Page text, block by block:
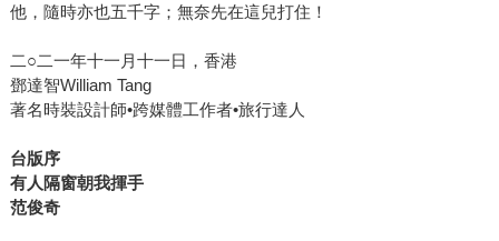
他，隨時亦也五千字；無奈先在這兒打住！
二○二一年十一月十一日，香港
鄧達智William Tang
著名時裝設計師•跨媒體工作者•旅行達人
台版序
有人隔窗朝我揮手
范俊奇